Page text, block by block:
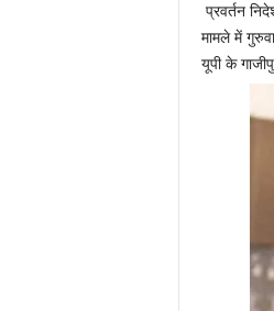
प्रवर्तन
मामले में
यूपी के